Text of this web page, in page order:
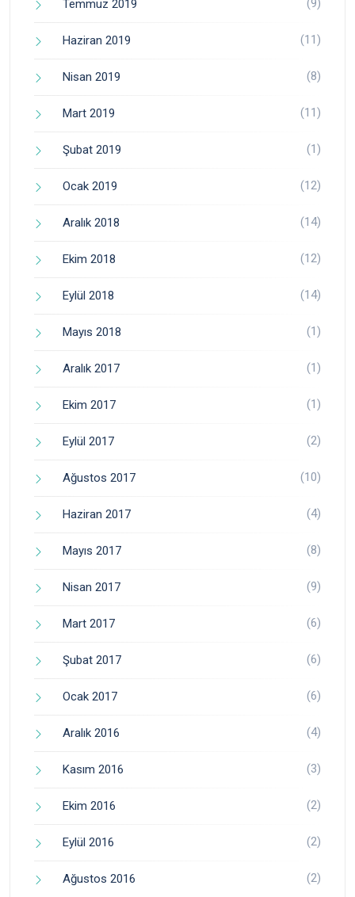
Temmuz 2019 (9)
Haziran 2019 (11)
Nisan 2019 (8)
Mart 2019 (11)
Şubat 2019 (1)
Ocak 2019 (12)
Aralık 2018 (14)
Ekim 2018 (12)
Eylül 2018 (14)
Mayıs 2018 (1)
Aralık 2017 (1)
Ekim 2017 (1)
Eylül 2017 (2)
Ağustos 2017 (10)
Haziran 2017 (4)
Mayıs 2017 (8)
Nisan 2017 (9)
Mart 2017 (6)
Şubat 2017 (6)
Ocak 2017 (6)
Aralık 2016 (4)
Kasım 2016 (3)
Ekim 2016 (2)
Eylül 2016 (2)
Ağustos 2016 (2)